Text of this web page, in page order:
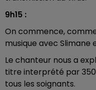
9h15 :
On commence,
musique avec Slimane
Le chanteur nous a
titre interprété par
tous les soignants.